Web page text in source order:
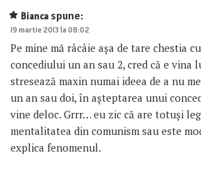
Bianca spune:
19 martie 2013 la 08:02
Pe mine mă râcâie așa de tare chestia
concediului un an sau 2, cred că e vina
stresează maxin numai ideea de a nu
un an sau doi, în așteptarea unui
vine deloc. Grrr… eu zic că are totuși
mentalitatea din comunism sau este
explica fenomenul.